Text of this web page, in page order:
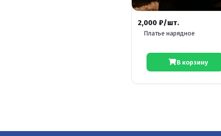
2,000 ₽/шт.
Платье нарядное
В корзину